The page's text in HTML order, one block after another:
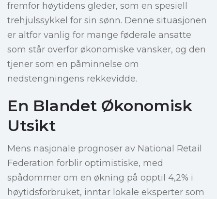
fremfor høytidens gleder, som en spesiell
trehjulssykkel for sin sønn. Denne situasjonen
er altfor vanlig for mange føderale ansatte
som står overfor økonomiske vansker, og den
tjener som en påminnelse om
nedstengningens rekkevidde.
En Blandet Økonomisk
Utsikt
Mens nasjonale prognoser av National Retail
Federation forblir optimistiske, med
spådommer om en økning på opptil 4,2% i
høytidsforbruket, inntar lokale eksperter som